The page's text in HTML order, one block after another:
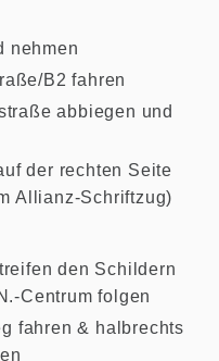
nehmen
B2 fahren
abbiegen und
der rechten Seite
Allianz-Schriftzug)
den Schildern
Centrum folgen
fahren & halbrechts